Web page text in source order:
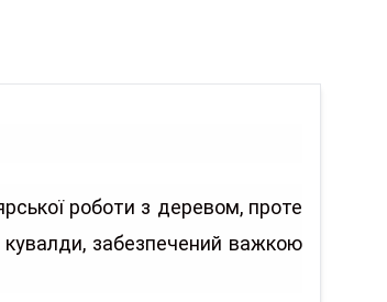
роботи з деревом, проте
забезпечений важкою